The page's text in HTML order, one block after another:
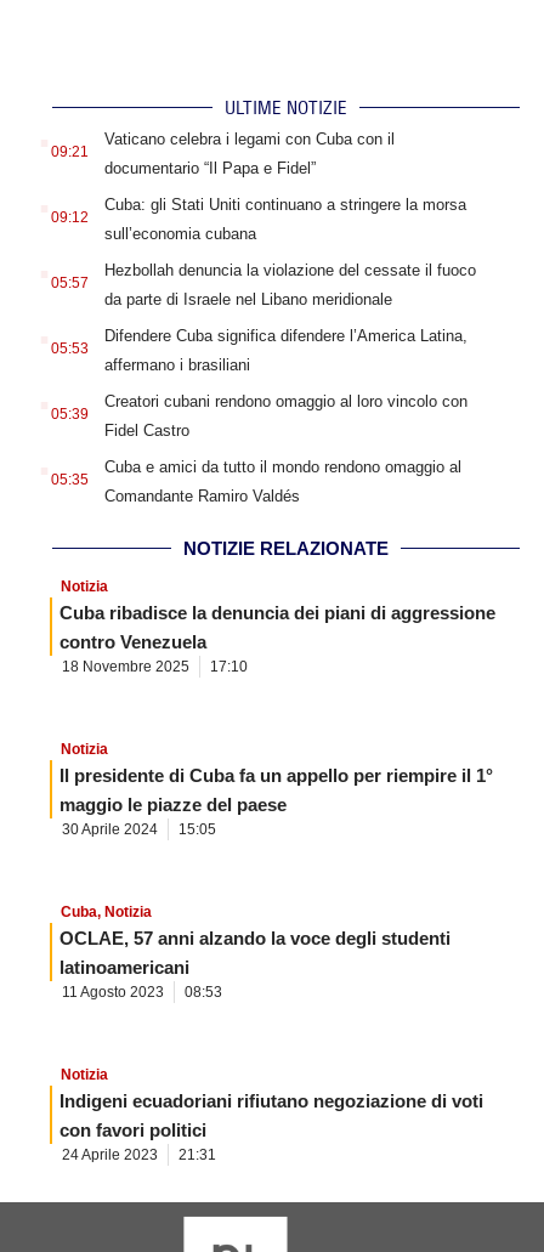
ULTIME NOTIZIE
09:21
Vaticano celebra i legami con Cuba con il
documentario “Il Papa e Fidel”
09:12
Cuba: gli Stati Uniti continuano a stringere la morsa
sull’economia cubana
05:57
Hezbollah denuncia la violazione del cessate il fuoco
da parte di Israele nel Libano meridionale
05:53
Difendere Cuba significa difendere l’America Latina,
affermano i brasiliani
05:39
Creatori cubani rendono omaggio al loro vincolo con
Fidel Castro
05:35
Cuba e amici da tutto il mondo rendono omaggio al
Comandante Ramiro Valdés
NOTIZIE RELAZIONATE
Notizia
Cuba ribadisce la denuncia dei piani di aggressione
contro Venezuela
18 Novembre 2025 17:10
Notizia
Il presidente di Cuba fa un appello per riempire il 1°
maggio le piazze del paese
30 Aprile 2024 15:05
Cuba, Notizia
OCLAE, 57 anni alzando la voce degli studenti
latinoamericani
11 Agosto 2023 08:53
Notizia
Indigeni ecuadoriani rifiutano negoziazione di voti
con favori politici
24 Aprile 2023 21:31